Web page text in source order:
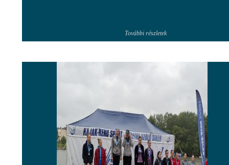
További részletek